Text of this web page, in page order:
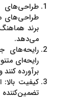
طراحی‌های
برند
می‌دهد.
رایحه‌های
رایحه‌ای
برآورده
کیفیت بالا: